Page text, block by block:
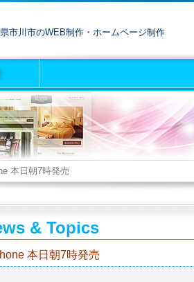
市川市のWEB制作・ホームページ制作
本日朝7時発売
& Topics
本日朝7時発売